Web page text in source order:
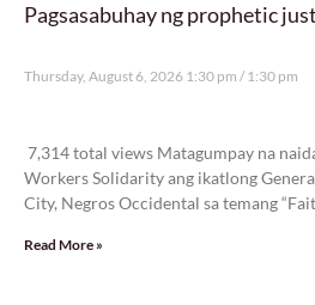
Pagsasabuhay ng prophetic
Thursday, August 6, 2026 1:30 pm 1:30 pm
7,314 total views Matagumpay na
Workers Solidarity ang ikatlong
City, Negros Occidental sa temang
Read More »